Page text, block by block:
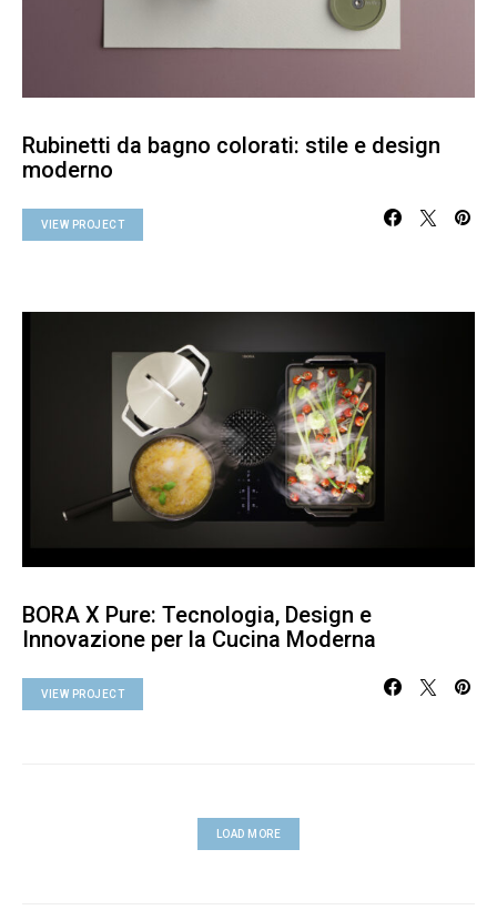
Rubinetti da bagno colorati: stile e design
moderno
VIEW PROJECT
BORA X Pure: Tecnologia, Design e
Innovazione per la Cucina Moderna
VIEW PROJECT
LOAD MORE